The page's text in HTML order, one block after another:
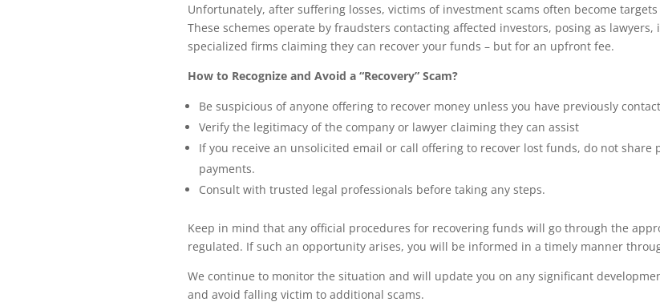
Unfortunately, after suffering losses, victims of investment scams often become targets
These schemes operate by fraudsters contacting affected investors, posing as
specialized firms claiming they can recover your funds – but for an upfront fee.
How to Recognize and Avoid a “Recovery” Scam?
Be suspicious of anyone offering to recover money unless you have previously
Verify the legitimacy of the company or lawyer claiming they can assist
If you receive an unsolicited email or call offering to recover lost funds, do not share
payments.
Consult with trusted legal professionals before taking any steps.
Keep in mind that any official procedures for recovering funds will go through the
regulated. If such an opportunity arises, you will be informed in a timely manner
We continue to monitor the situation and will update you on any significant
and avoid falling victim to additional scams.